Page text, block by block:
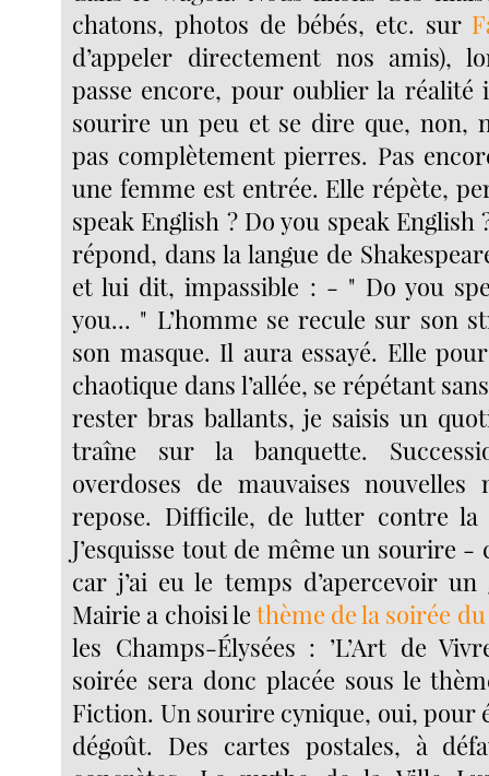
chatons, photos de bébés, etc. sur
d’appeler directement nos amis),
passe encore, pour oublier la réalité
sourire un peu et se dire que, non,
pas complètement pierres. Pas
une femme est entrée. Elle répète,
speak English ? Do you speak English
répond, dans la langue de
et lui dit, impassible : - " Do you
you... " L’homme se recule sur son
son masque. Il aura essayé. Elle
chaotique dans l’allée, se répétant
rester bras ballants, je saisis un
traîne sur la banquette.
overdoses de mauvaises nouvelles
repose. Difficile, de lutter contre la
J’esquisse tout de même un sourire
car j’ai eu le temps d’apercevoir
Mairie a choisi le thème de la soirée du
les Champs-Élysées : ’L’Art de
soirée sera donc placée sous le
Fiction. Un sourire cynique, oui, pour
dégoût. Des cartes postales, à